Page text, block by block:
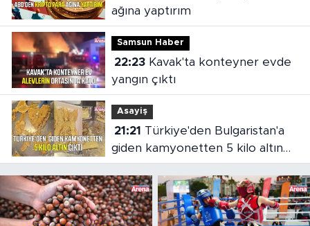
ağına yaptırım
Samsun Haber
22:23Kavak'ta konteyner evde
yangın çıktı
Asayiş
21:21
giden kamyonetten 5 kilo altın
çıktı